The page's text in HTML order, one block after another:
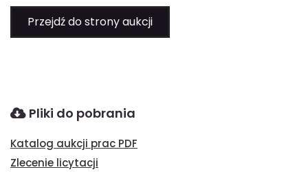
Przejdź do strony aukcji
Pliki do pobrania
Katalog aukcji prac PDF
Zlecenie licytacji